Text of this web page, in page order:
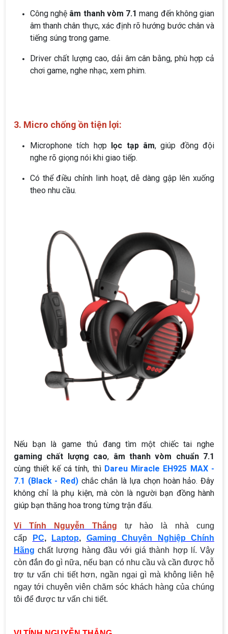
Công nghệ âm thanh vòm 7.1 mang đến không gian
âm thanh chân thực, xác định rõ hướng bước chân và
tiếng súng trong game.
Driver chất lượng cao, dải âm cân bằng, phù hợp cả
chơi game, nghe nhạc, xem phim.
3. Micro chống ồn tiện lợi:
Microphone tích hợp lọc tạp âm, giúp đồng đội
nghe rõ giọng nói khi giao tiếp.
Có thể điều chỉnh linh hoạt, dễ dàng gập lên xuống
theo nhu cầu.
Nếu bạn là game thủ đang tìm một chiếc tai nghe
gaming chất lượng cao, âm thanh vòm chuẩn 7.1
cùng thiết kế cá tính, thì Dareu Miracle EH925 MAX -
7.1 (Black - Red)chắc chắn là lựa chọn hoàn hảo. Đây
không chỉ là phụ kiện, mà còn là người bạn đồng hành
giúp bạn thăng hoa trong từng trận đấu.
Vi Tính Nguyễn Thắng tự hào là nhà cung
cấp
PC, Laptop, Gaming Chuyên Nghiệp Chính
Hãng chất lượng hàng đầu với giá thành hợp lí. Vậy
còn đắn đo gì nữa, nếu bạn có nhu cầu và cần được hỗ
trợ tư vấn chi tiết hơn, ngần ngại gì mà không liên hệ
ngay tới chuyên viên chăm sóc khách hàng của chúng
tôi để được tư vấn chi tiết.